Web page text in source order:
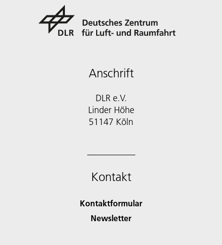
Anschrift
DLR e.V.
Linder Höhe
51147 Köln
Kontakt
Kontaktformular
Newsletter